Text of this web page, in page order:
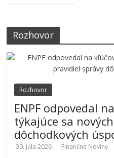
Rozhovor
Rozhovor
ENPF odpovedal
týkajúce sa
dôchodkových
30. júla 2026 Finančné Noviny